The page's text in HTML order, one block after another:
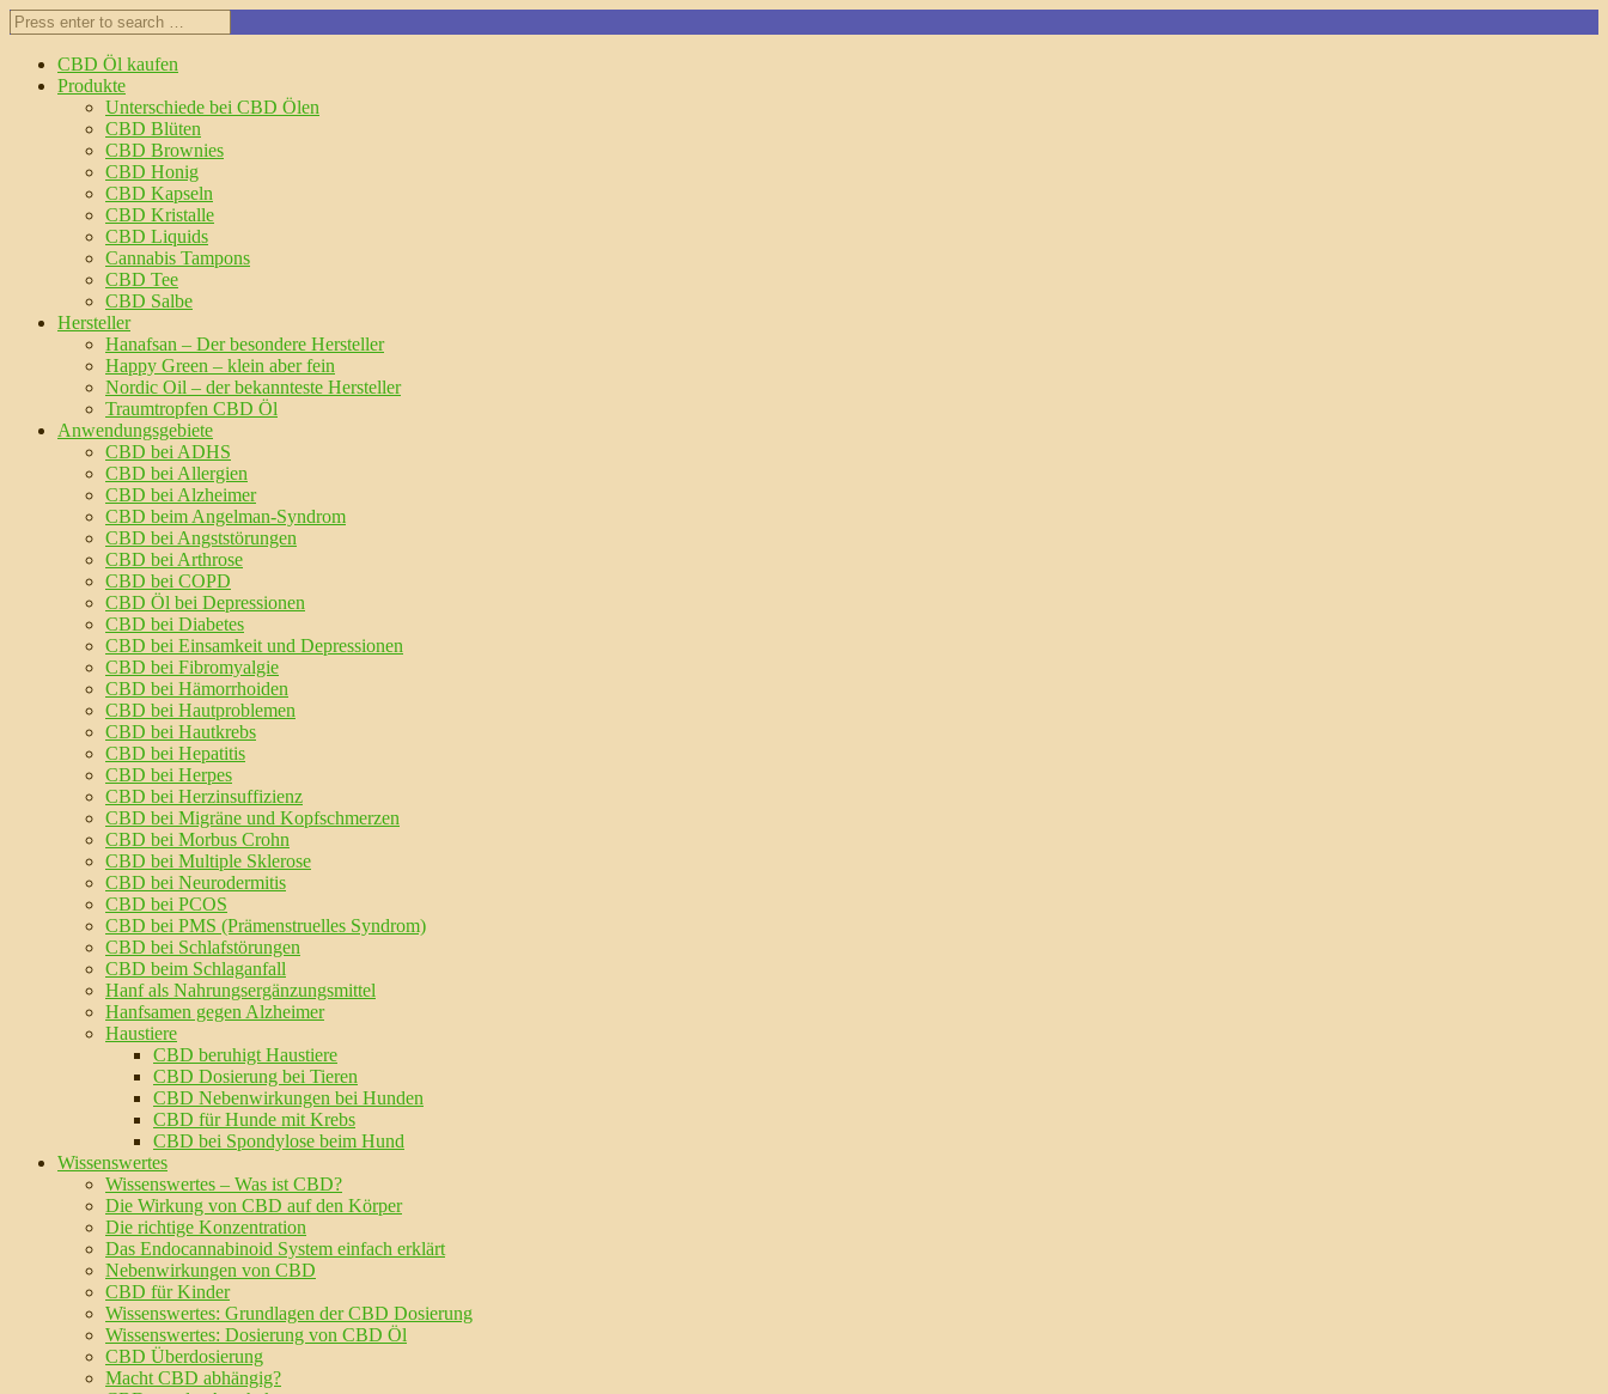
CBD Öl kaufen
Produkte
Unterschiede bei CBD Ölen
CBD Blüten
CBD Brownies
CBD Honig
CBD Kapseln
CBD Kristalle
CBD Liquids
Cannabis Tampons
CBD Tee
CBD Salbe
Hersteller
Hanafsan – Der besondere Hersteller
Happy Green – klein aber fein
Nordic Oil – der bekannteste Hersteller
Traumtropfen CBD Öl
Anwendungsgebiete
CBD bei ADHS
CBD bei Allergien
CBD bei Alzheimer
CBD beim Angelman-Syndrom
CBD bei Angststörungen
CBD bei Arthrose
CBD bei COPD
CBD Öl bei Depressionen
CBD bei Diabetes
CBD bei Einsamkeit und Depressionen
CBD bei Fibromyalgie
CBD bei Hämorrhoiden
CBD bei Hautproblemen
CBD bei Hautkrebs
CBD bei Hepatitis
CBD bei Herpes
CBD bei Herzinsuffizienz
CBD bei Migräne und Kopfschmerzen
CBD bei Morbus Crohn
CBD bei Multiple Sklerose
CBD bei Neurodermitis
CBD bei PCOS
CBD bei PMS (Prämenstruelles Syndrom)
CBD bei Schlafstörungen
CBD beim Schlaganfall
Hanf als Nahrungsergänzungsmittel
Hanfsamen gegen Alzheimer
Haustiere
CBD beruhigt Haustiere
CBD Dosierung bei Tieren
CBD Nebenwirkungen bei Hunden
CBD für Hunde mit Krebs
CBD bei Spondylose beim Hund
Wissenswertes
Wissenswertes – Was ist CBD?
Die Wirkung von CBD auf den Körper
Die richtige Konzentration
Das Endocannabinoid System einfach erklärt
Nebenwirkungen von CBD
CBD für Kinder
Wissenswertes: Grundlagen der CBD Dosierung
Wissenswertes: Dosierung von CBD Öl
CBD Überdosierung
Macht CBD abhängig?